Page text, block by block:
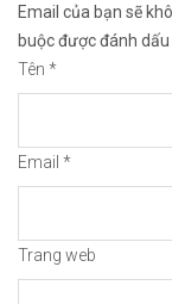
😘Cảm
Email của bạn sẽ
buộc được đánh dấu
Tên *
Email *
Trang web